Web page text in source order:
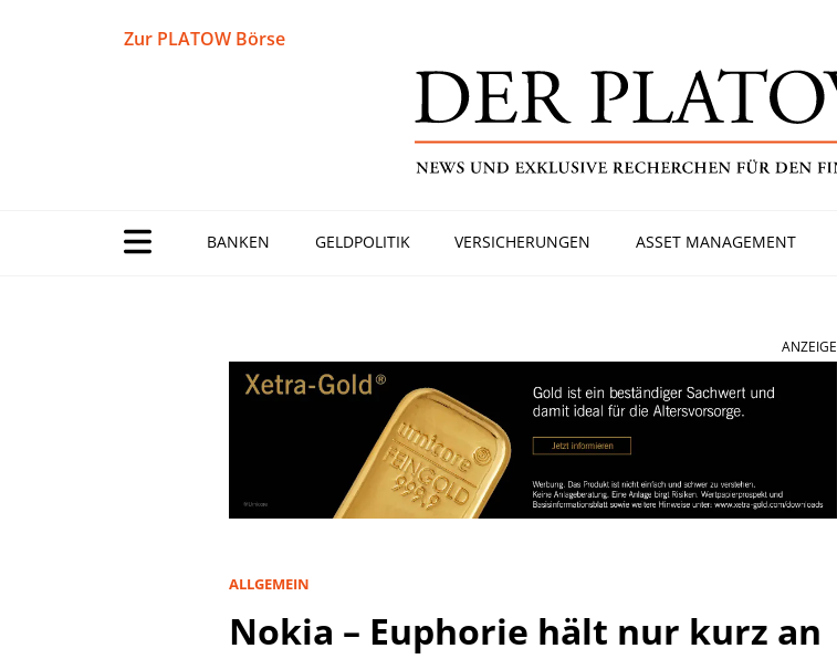
Zur PLATOW Börse
BANKEN GELDPOLITIK VERSICHERUNGEN ASSET MANAGEMENT
ANZEIGE
ALLGEMEIN
Nokia – Euphorie hält nur kurz an